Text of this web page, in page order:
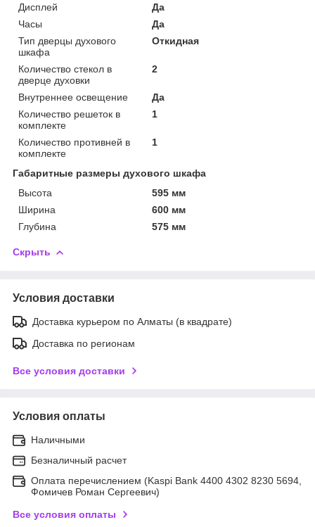
Дисплей
Да
Часы
Да
Тип дверцы духового
шкафа
Откидная
Количество стекол в
дверце духовки
2
Внутреннее освещение
Да
Количество решеток в
комплекте
1
Количество противней в
комплекте
1
Габаритные размеры духового шкафа
Высота
595 мм
Ширина
600 мм
Глубина
575 мм
Скрыть
Условия доставки
Доставка курьером по Алматы (в квадрате)
Доставка по регионам
Все условия доставки
Условия оплаты
Наличными
Безналичный расчет
Оплата перечислением (Kaspi Bank 4400 4302 8230 5694,
Фомичев Роман Сергеевич)
Все условия оплаты